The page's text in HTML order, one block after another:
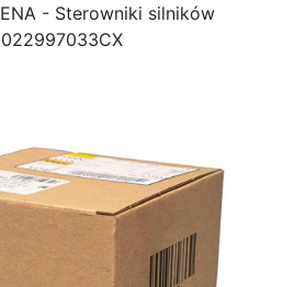
ENA - Sterowniki silników
022997033CX